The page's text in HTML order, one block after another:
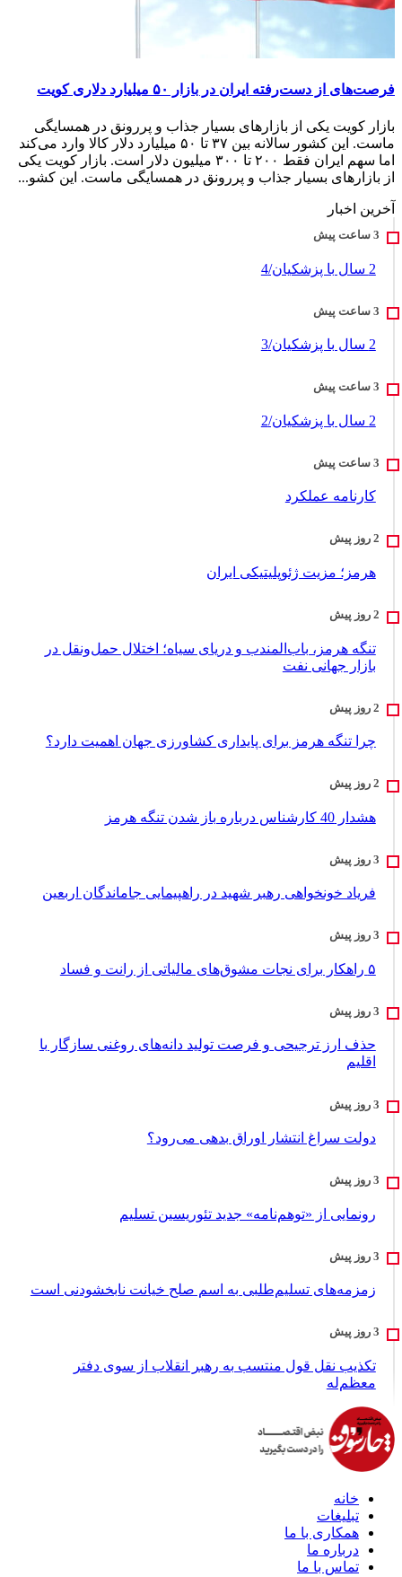
فرصت‌های از دست‌رفته ایران در بازار ۵۰ میلیارد دلاری کویت
بازار کویت یکی از بازارهای بسیار جذاب و پررونق در همسایگی
ماست. این کشور سالانه بین ۳۷ تا ۵۰ میلیارد دلار کالا وارد می‌کند
اما سهم ایران فقط ۲۰۰ تا ۳۰۰ میلیون دلار است. بازار کویت یکی
از بازارهای بسیار جذاب و پررونق در همسایگی ماست. این کشو...
آخرین اخبار
2 سال با پزشکیان/4
2 سال با پزشکیان/3
2 سال با پزشکیان/2
کارنامه عملکرد
هرمز؛ مزیت ژئوپلیتیکی ایران
تنگه هرمز، باب‌المندب و دریای سیاه؛ اختلال حمل‌ونقل در
بازار جهانی نفت
چرا تنگه هرمز برای پایداری کشاورزی جهان اهمیت دارد؟
هشدار 40 کارشناس درباره باز شدن تنگه هرمز
فریاد خونخواهی رهبر شهید در راهپیمایی جاماندگان اربعین
۵ راهکار برای نجات مشوق‌های مالیاتی از رانت و فساد
حذف ارز ترجیحی و فرصت تولید دانه‌های روغنی سازگار با
اقلیم
دولت سراغ انتشار اوراق بدهی می‌رود؟
رونمایی از «توهم‌نامه» جدید تئور‌یسین تسلیم
زمزمه‌های تسلیم‌طلبی به اسم صلح خیانت نابخشودنی است
تکذیب نقل قول منتسب به رهبر انقلاب از سوی دفتر
معظم‌له
خانه
تبلیغات
همکاری با ما
درباره ما
تماس با ما